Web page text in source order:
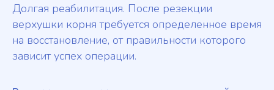
Долгая реабилитация. После резекции
верхушки корня требуется определенное время
на восстановление, от правильности которого
зависит успех операции.